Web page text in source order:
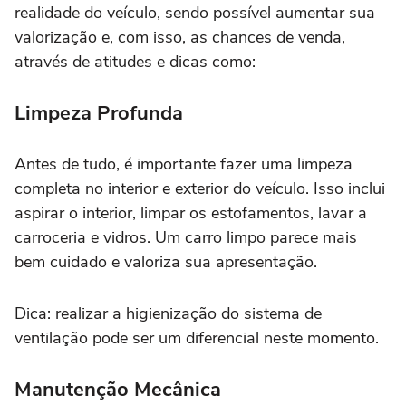
realidade do veículo, sendo possível aumentar sua
valorização e, com isso, as chances de venda,
através de atitudes e dicas como:
Limpeza Profunda
Antes de tudo, é importante fazer uma limpeza
completa no interior e exterior do veículo. Isso inclui
aspirar o interior, limpar os estofamentos, lavar a
carroceria e vidros. Um carro limpo parece mais
bem cuidado e valoriza sua apresentação.
Dica: realizar a higienização do sistema de
ventilação pode ser um diferencial neste momento.
Manutenção Mecânica